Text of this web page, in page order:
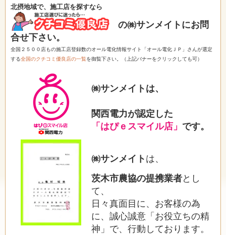
北摂地域で、施工店を探すなら
の㈱サンメイトにお問
合せ下さい。
全国２５００店もの施工店登録数のオール電化情報サイト「オール電化ＪＰ」さんが選定
する全国のクチコミ優良店の一覧を御覧下さい。（上記バナーをクリックしても可）
㈱サンメイトは、
関西電力が認定した
「はぴｅスマイル店」 です。
㈱サンメイトは、
茨木市農協の提携業者とし
て、
日々真面目に、お客様の為
に、誠心誠意「お役立ちの精
神」で、行動しております。